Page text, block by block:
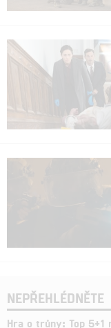
NEPŘEHLÉDNĚTE
Hra o trůny: Top 5+1